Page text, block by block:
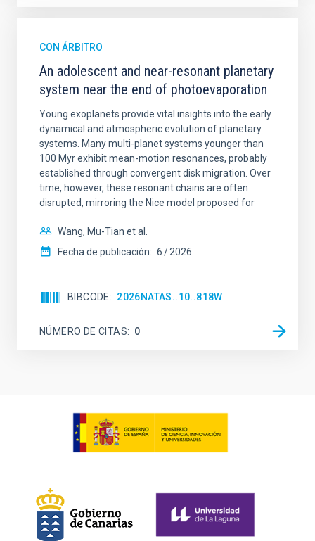
CON ÁRBITRO
An adolescent and near-resonant planetary
system near the end of photoevaporation
Young exoplanets provide vital insights into the early
dynamical and atmospheric evolution of planetary
systems. Many multi-planet systems younger than
100 Myr exhibit mean-motion resonances, probably
established through convergent disk migration. Over
time, however, these resonant chains are often
disrupted, mirroring the Nice model proposed for
Wang, Mu-Tian et al.
Fecha de publicación: 6 2026
BIBCODE 2026NATAS..10..818W
NÚMERO DE CITAS 0